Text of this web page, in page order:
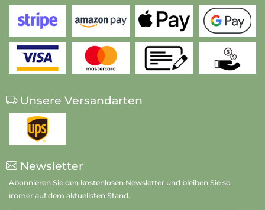
Unsere Versandarten
Newsletter
Abonnieren Sie den kostenlosen Newsletter und bleiben Sie so
immer auf dem aktuellsten Stand.